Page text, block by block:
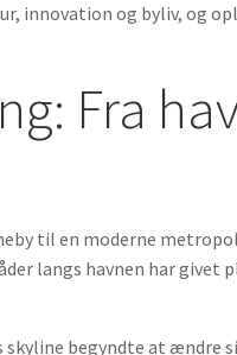
innovation og byliv, og
Fra
til en moderne
langs havnen har givet
begyndte at ændre